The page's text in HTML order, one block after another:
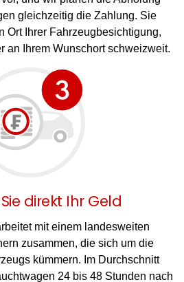
gleichzeitig die Zahlung. Sie
Ort Ihrer Fahrzeugbesichtigung,
an Ihrem Wunschort schweizweit.
direkt Ihr Geld
mit einem landesweiten
zusammen, die sich um die
kümmern. Im Durchschnitt
24 bis 48 Stunden nach